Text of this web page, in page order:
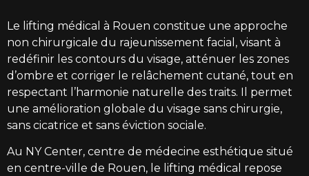
Le lifting médical à Rouen constitue une approche
non chirurgicale du rajeunissement facial, visant à
redéfinir les contours du visage, atténuer les zones
d’ombre et corriger le relâchement cutané, tout en
respectant l’harmonie naturelle des traits. Il permet
une amélioration globale du visage sans chirurgie,
sans cicatrice et sans éviction sociale.
Au NY Center, centre de médecine esthétique situé
en centre-ville de Rouen, le lifting médical repose